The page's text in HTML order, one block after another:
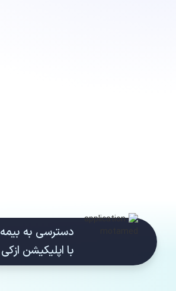
دسترسی به بیمه
با اپلیکیشن ازکی